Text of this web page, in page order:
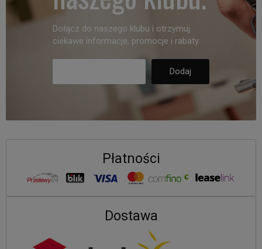
Dołącz do naszego klubu i otrzymuj
ciekawe informacje, promocje i rabaty.
Płatności
Dostawa